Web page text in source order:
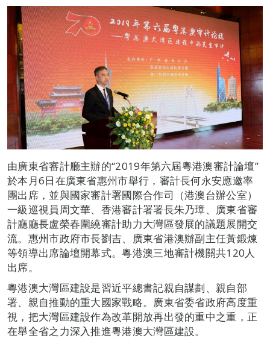
由廣東省審計廳主辦的“2019年第六屆粵港澳審計論壇”
於本月6日在廣東省惠州市舉行，審計長何永安應邀率
團出席，並與國家審計署國際合作司（港澳台辦公室）
一級巡視員周文華、香港審計署署長朱乃璋、廣東省審
計廳廳長盧榮春圍繞審計助力大灣區發展的議題展開交
流。惠州市政府市長劉吉、廣東省港澳辦副主任黃鍛煉
等領導出席論壇開幕式。粵港澳三地審計機關共120人
出席。
粵港澳大灣區建設是習近平總書記親自謀劃、親自部
署、親自推動的重大國家戰略。廣東省委省政府高度重
視，把大灣區建設作為改革開放再出發的重中之重，正
在舉全省之力深入推進粵港澳大灣區建設。